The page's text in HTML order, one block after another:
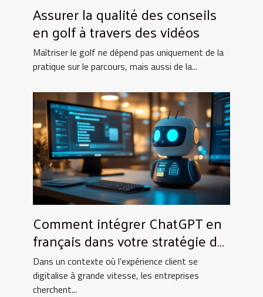
Assurer la qualité des conseils
en golf à travers des vidéos
Maîtriser le golf ne dépend pas uniquement de la
pratique sur le parcours, mais aussi de la...
Comment intégrer ChatGPT en
français dans votre stratégie de
service client ?
Dans un contexte où l’expérience client se
digitalise à grande vitesse, les entreprises
cherchent...